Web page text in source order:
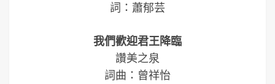
詞：蕭郁芸
我們歡迎君王降臨
讚美之泉
詞曲：曾祥怡